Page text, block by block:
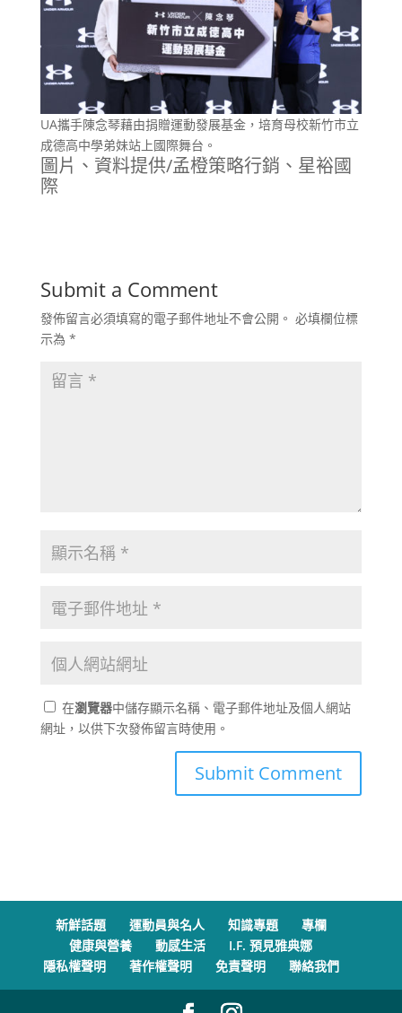
UA攜手陳念琴藉由捐贈運動發展基金，培育母校新竹市立
成德高中學弟妹站上國際舞台。
圖片、資料提供/孟橙策略行銷、星裕國
際
Submit a Comment
發佈留言必須填寫的電子郵件地址不會公開。 必填欄位標
示為 *
在瀏覽器中儲存顯示名稱、電子郵件地址及個人網站
網址，以供下次發佈留言時使用。
新鮮話題 運動員與名人 知識專題
專欄
健康與營養
動感生活
I.F. 預見雅典娜
隱私權聲明
著作權聲明 免責聲明 聯絡我們